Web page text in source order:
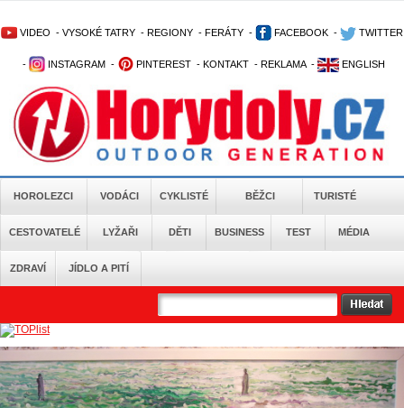
VIDEO - VYSOKÉ TATRY - REGIONY - FERÁTY - FACEBOOK - TWITTER
- INSTAGRAM - PINTEREST - KONTAKT - REKLAMA - ENGLISH
HOROLEZCI VODÁCI CYKLISTÉ BĚŽCI TURISTÉ
CESTOVATELÉ LYŽAŘI DĚTI BUSINESS TEST MÉDIA
ZDRAVÍ JÍDLO A PITÍ